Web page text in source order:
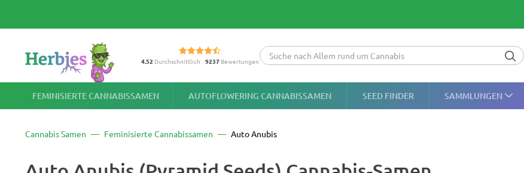
4.52 Durchschnittlich 9237Bewertungen
FEMINISIERTE CANNABISSAMEN AUTOFLOWERING CANNABISSAMEN SEED FINDER SAMMLUNGEN
Cannabis Samen Feminisierte Cannabissamen Auto Anubis